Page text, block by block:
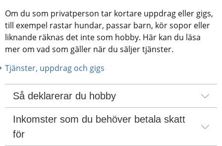
Om du som privatperson tar kortare uppdrag eller gigs,
till exempel rastar hundar, passar barn, kör sopor eller
liknande räknas det inte som hobby. Här kan du läsa
mer om vad som gäller när du säljer tjänster.
Tjänster, uppdrag och gigs
Så deklarerar du hobby
Inkomster som du behöver betala skatt
för